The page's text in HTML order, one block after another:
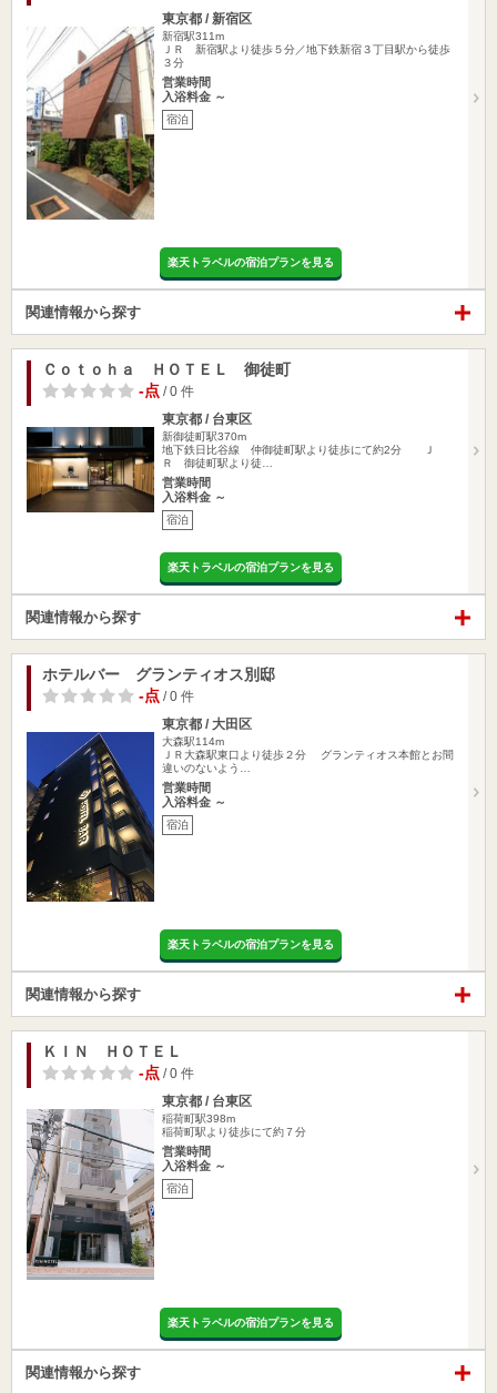
東京都 / 新宿区
新宿駅311m
ＪＲ 新宿駅より徒歩５分／地下鉄新宿３丁目駅から徒歩
３分
営業時間
入浴料金 ～
宿泊
楽天トラベルの宿泊プランを見る
関連情報から探す
Ｃｏｔｏｈａ ＨＯＴＥＬ 御徒町
-点 / 0 件
東京都 / 台東区
新御徒町駅370m
地下鉄日比谷線 仲御徒町駅より徒歩にて約2分 Ｊ
Ｒ 御徒町駅より徒…
営業時間
入浴料金 ～
宿泊
楽天トラベルの宿泊プランを見る
関連情報から探す
ホテルバー グランティオス別邸
-点 / 0 件
東京都 / 大田区
大森駅114m
ＪＲ大森駅東口より徒歩２分 グランティオス本館とお間
違いのないよう…
営業時間
入浴料金 ～
宿泊
楽天トラベルの宿泊プランを見る
関連情報から探す
ＫＩＮ ＨＯＴＥＬ
-点 / 0 件
東京都 / 台東区
稲荷町駅398m
稲荷町駅より徒歩にて約７分
営業時間
入浴料金 ～
宿泊
楽天トラベルの宿泊プランを見る
関連情報から探す